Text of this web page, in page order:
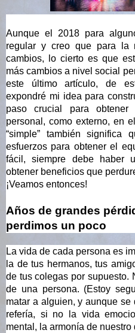
Aunque el 2018 para
regular y creo que para la
cambios, lo cierto es que
más cambios a nivel social
este último artículo, de
expondré mi idea para
paso crucial para obtener
personal, como externo, en
“simple” también significa
esfuerzos para obtener el
fácil, siempre debe haber
obtener beneficios que
¡Veamos entonces!
Años de grandes
perdimos un poco
La vida de cada persona es
la de tus hermanos, tus
de tus colegas por supuesto.
de una persona. (Estoy
matar a alguien, y aunque
refería, si no la vida
mental, la armonía de nuestro